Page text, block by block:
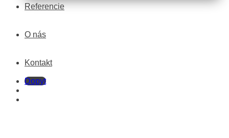
Referencie
O nás
Kontakt
Dopyt